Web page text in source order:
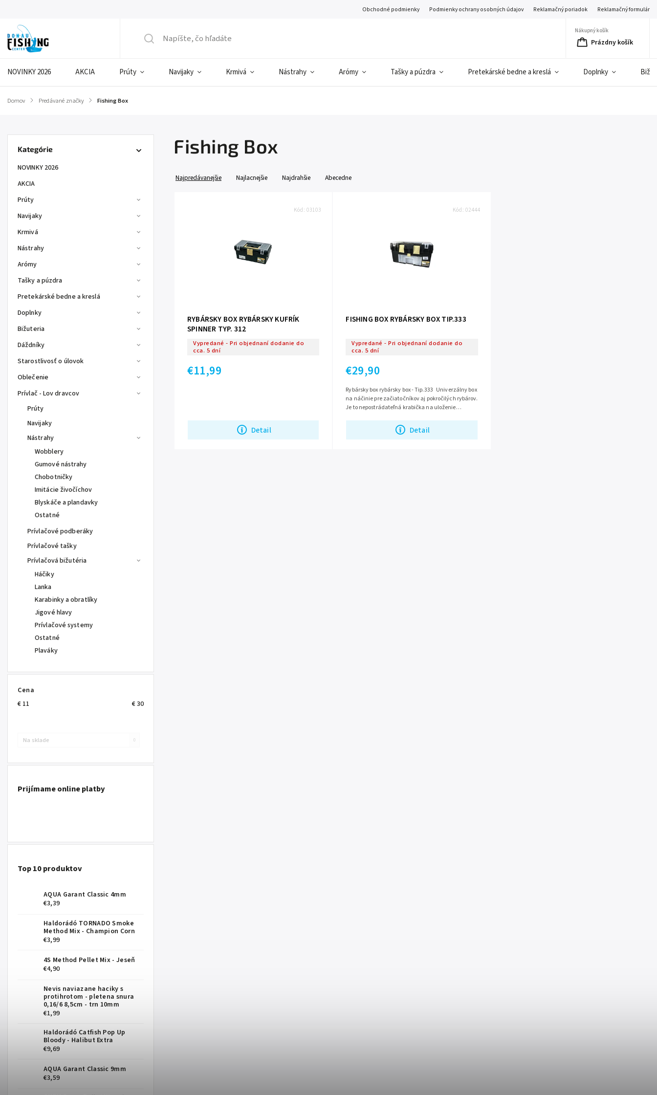
Obchodné podmienky Podmienky ochrany osobných údajov Reklamačný poriadok Reklamačný formulár
Nákupný košík
Prázdny košík
NOVINKY 2026 AKCIA Prúty Navijaky Krmivá Nástrahy Arómy Tašky a púzdra Pretekárské bedne a kreslá Doplnky
Domov / Predávané značky / Fishing Box
Kategórie
NOVINKY 2026
AKCIA
Prúty
Navijaky
Krmivá
Nástrahy
Arómy
Tašky a púzdra
Pretekárské bedne a kreslá
Doplnky
Bižuteria
Dáždníky
Starostlivosť o úlovok
Oblečenie
Prívlač - Lov dravcov
Prúty
Navijaky
Nástrahy
Wobblery
Gumové nástrahy
Chobotničky
Imitácie živočíchov
Blyskáče a plandavky
Ostatné
Prívlačové podberáky
Prívlačové tašky
Prívlačová bižutéria
Háčiky
Lanka
Karabinky a obratlíky
Jigové hlavy
Prívlačové systemy
Ostatné
Plaváky
Cena
€ 11 €30
Na sklade 0
Prijímame online platby
Top 10 produktov
AQUA Garant Classic 4mm
€3,39
Haldorádó TORNADO Smoke
Method Mix - Champion Corn
€3,99
4S Method Pellet Mix - Jeseň
€4,90
Nevis naviazane haciky s
protihrotom - pletena snura
0,16/6 8,5cm - trn 10mm
€1,99
Haldorádó Catfish Pop Up
Bloody - Halibut Extra
€9,69
AQUA Garant Classic 9mm
€3,59
Fishing Box
Najpredávanejšie Najlacnejšie Najdrahšie Abecedne
RYBÁRSKY BOX RYBÁRSKY KUFRÍK
SPINNER TYP. 312
Vypredané - Pri objednaní dodanie do
cca. 5 dní
€11,99
Detail
Kód:03103
FISHING BOX RYBÁRSKY BOX TIP.333
Vypredané - Pri objednaní dodanie do
cca. 5 dní
€29,90
Detail
Rybársky box rybársky box - Tip.333 Univerzálny box
na náčinie pre začiatočníkov aj pokročilých rybárov.
Je to nepostrádateľná krabička na uloženie
Kód: 02444